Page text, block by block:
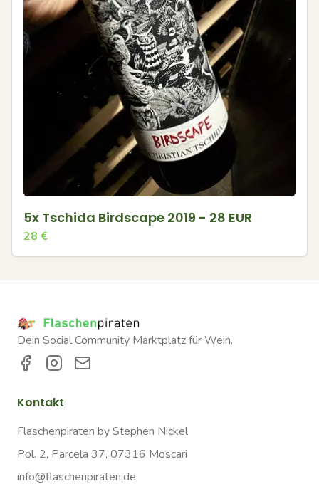
5x Tschida Birdscape 2019 - 28 EUR
28 €
Dein Social Community Marktplatz für Wein.
Kontakt
Flaschenpiraten by Stephen Nickel
Pol. 2, Parcela 37, 07316 Moscari
info@flaschenpiraten.de